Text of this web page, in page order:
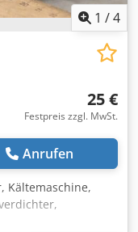
1 /4
25 €
Festpreis zzgl. MwSt.
Anrufen
Kältemaschine,
Combi